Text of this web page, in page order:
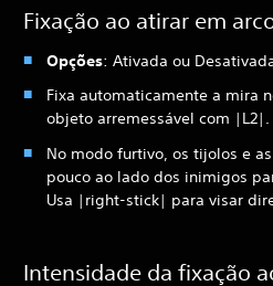
Fixação ao atirar em
Opções: Ativada ou
Fixa automaticamente a mira
objeto arremessável com |L2|.
No modo furtivo, os tijolos e
pouco ao lado dos inimigos
Usa |right-stick| para visar
Intensidade da fixação